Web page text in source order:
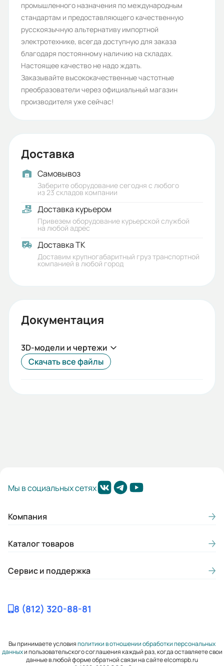
промышленного назначения по международным
стандартам и предоставляющего качественную
русскоязычную альтернативу импортной
электротехнике, всегда доступную для заказа
благодаря постоянному наличию на складах.
Настоящее качество не надо ждать.
Заказывайте высококачественные частотные
преобразователи через официальный магазин
производителя уже сейчас!
Доставка
Самовывоз
Заберите оборудование сегодня с любого
из 23 складов компании
Доставка курьером
Привезем оборудование курьерской службой
на любой адрес
Доставка ТК
Доставим крупногабаритный груз транспортной
компанией в любой город
Документация
3D-модели и чертежи
Скачать все файлы
Мы в социальных сетях
Компания
Каталог товаров
Сервис и поддержка
8 (812) 320-88-81
Вы принимаете условияполитики в отношении обработки персональных
данныхи пользовательского соглашения каждый раз, когда оставляете свои
данные в любой форме обратной связи на сайте elcomspb.ru